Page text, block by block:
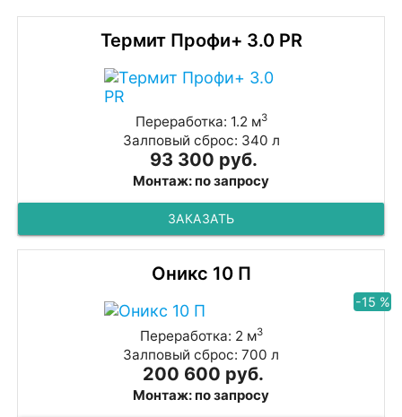
Термит Профи+ 3.0 PR
Переработка: 1.2 м3
Залповый сброс: 340 л
93 300 руб.
Монтаж: по запросу
ЗАКАЗАТЬ
Оникс 10 П
-15 %
Переработка: 2 м3
Залповый сброс: 700 л
200 600 руб.
Монтаж: по запросу